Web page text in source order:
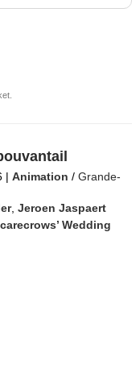
| Animation / Grande-
,Jeroen Jaspaert
Wedding